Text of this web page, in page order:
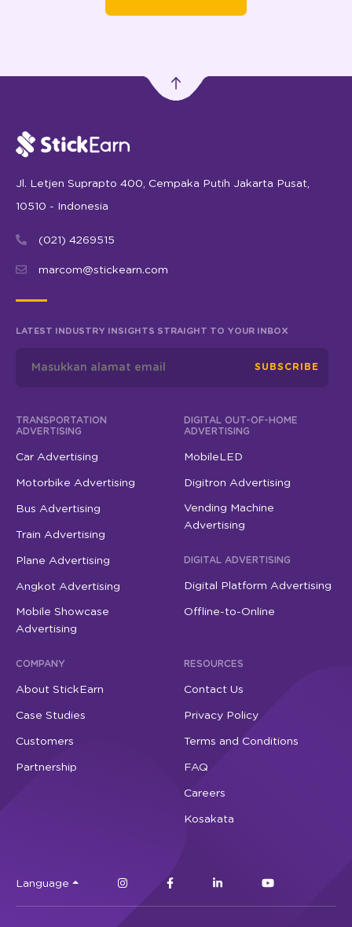
Jl. Letjen Suprapto 400, Cempaka Putih Jakarta Pusat,
10510 - Indonesia
(021) 4269515
marcom@stickearn.com
LATEST INDUSTRY INSIGHTS STRAIGHT TO YOUR INBOX
SUBSCRIBE
TRANSPORTATION
ADVERTISING
Car Advertising
Motorbike Advertising
Bus Advertising
Train Advertising
Plane Advertising
Angkot Advertising
Mobile Showcase
Advertising
DIGITAL OUT-OF-HOME
ADVERTISING
MobileLED
Digitron Advertising
Vending Machine
Advertising
DIGITAL ADVERTISING
Digital Platform Advertising
Offline-to-Online
COMPANY
About StickEarn
Case Studies
Customers
Partnership
RESOURCES
Contact Us
Privacy Policy
Terms and Conditions
FAQ
Careers
Kosakata
Language